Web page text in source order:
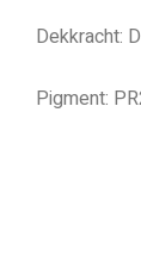
Dekkracht:
Pigment: